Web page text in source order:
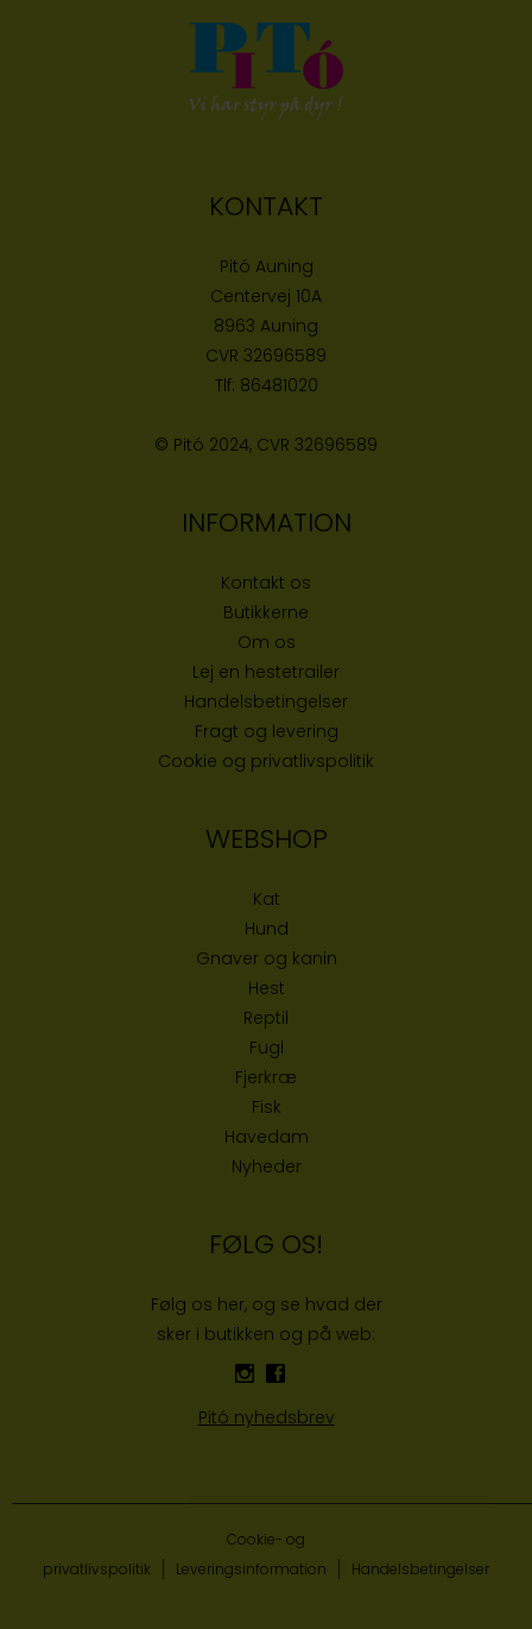
KONTAKT
Pitó Auning
Centervej 10A
8963 Auning
CVR 32696589
Tlf: 86481020
© Pitó 2024, CVR 32696589
INFORMATION
Kontakt os
Butikkerne
Om os
Lej en hestetrailer
Handelsbetingelser
Fragt og levering
Cookie og privatlivspolitik
WEBSHOP
Kat
Hund
Gnaver og kanin
Hest
Reptil
Fugl
Fjerkræ
Fisk
Havedam
Nyheder
FØLG OS!
Følg os her, og se hvad der
sker i butikken og på web:
Pitó nyhedsbrev
Cookie- og
privatlivspolitik
Leveringsinformation Handelsbetingelser